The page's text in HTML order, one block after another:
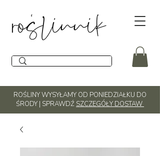
ROŚLINY WYSYŁAMY OD PONIEDZIAŁKU DO
ŚRODY | SPRAWDŹ SZCZEGÓŁY DOSTAW